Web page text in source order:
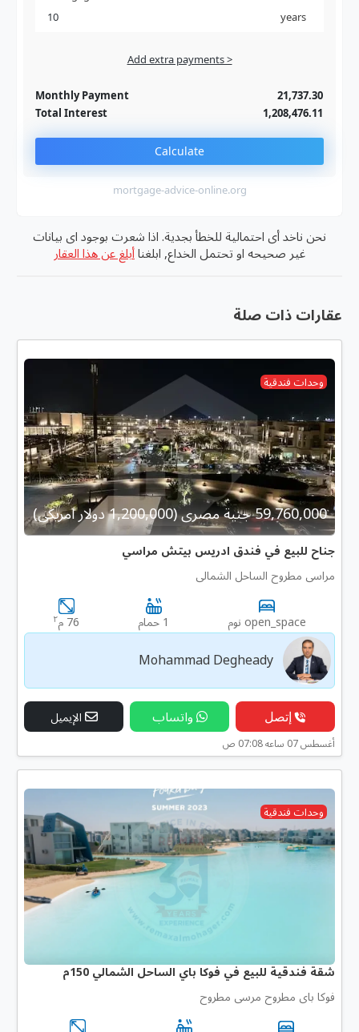
years
Add extra payments >
Monthly Payment
21,737.30
Total Interest
1,208,476.11
Calculate
mortgage-advice-online.org
نحن ناخد أى احتمالية للخطأ بجدية. اذا شعرت بوجود اى بيانات
غير صحيحه او تحتمل الخداع, ابلغنا أبلغ عن هذا العقار
عقارات ذات صلة
وحدات فندقية
59,760,000 جنية مصرى (1,200,000 دولار امريكى)
جناح للبيع في فندق ادريس بيتش مراسي
مراسى مطروح الساحل الشمالى
open_space نوم 1 حمام 76 م ٢
Mohammad Degheady
إتصل واتساب الإيميل
أغسطس 07 ساعه 07:08 ص
وحدات فندقية
شقة فندقية للبيع في فوكا باي الساحل الشمالي 150م
فوكا باى مطروح مرسى مطروح